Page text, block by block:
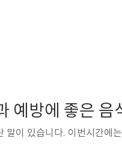
예방에 좋은 음
말이 있습니다. 이번시간에